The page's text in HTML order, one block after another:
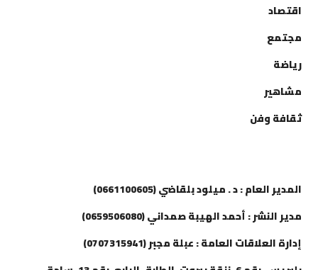
اقتصاد
مجتمع
رياضة
مشاهير
ثقافة وفن
المدير العام : د . ميلود بلقاضي (0661100605)
مدير النشر : أحمد الهيبة صمداني (0659506080)
إدارة العلاقات العامة : عبلة مجبر (0707315941)